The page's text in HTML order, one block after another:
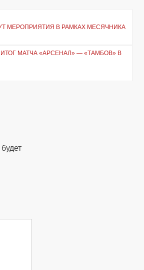
МЕРОПРИЯТИЯ В РАМКАХ МЕСЯЧНИКА
МАТЧА «АРСЕНАЛ» — «ТАМБОВ» В